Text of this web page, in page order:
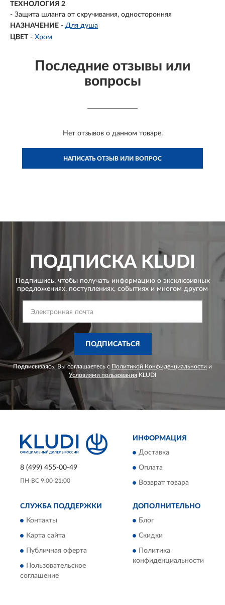
ТЕХНОЛОГИЯ 2
- Защита шланга от скручивания, односторонняя
НАЗНАЧЕНИЕ - Для душа
ЦВЕТ - Хром
Последние отзывы или
вопросы
Нет отзывов о данном товаре.
НАПИСАТЬ ОТЗЫВ ИЛИ ВОПРОС
ПОДПИСКА KLUDI
Подпишись, чтобы получать информацию о эксклюзивных
предложениях, поступлениях, событиях и многом другом
ПОДПИСАТЬСЯ
Подписываясь, Вы соглашаетесь с Политикой Конфиденциальности и
Условиями пользования KLUDI
8 (499) 455-00-49
ПН-ВС 9:00-21:00
ИНФОРМАЦИЯ
Доставка
Оплата
Возврат товара
СЛУЖБА ПОДДЕРЖКИ
Контакты
Карта сайта
Публичная оферта
Пользовательское
соглашение
ДОПОЛНИТЕЛЬНО
Блог
Скидки
Политика
конфиденциальности